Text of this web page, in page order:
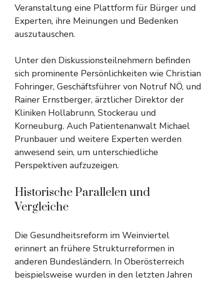
Veranstaltung eine Plattform für Bürger und
Experten, ihre Meinungen und Bedenken
auszutauschen.
Unter den Diskussionsteilnehmern befinden
sich prominente Persönlichkeiten wie Christian
Fohringer, Geschäftsführer von Notruf NÖ, und
Rainer Ernstberger, ärztlicher Direktor der
Kliniken Hollabrunn, Stockerau und
Korneuburg. Auch Patientenanwalt Michael
Prunbauer und weitere Experten werden
anwesend sein, um unterschiedliche
Perspektiven aufzuzeigen.
Historische Parallelen und
Vergleiche
Die Gesundheitsreform im Weinviertel
erinnert an frühere Strukturreformen in
anderen Bundesländern. In Oberösterreich
beispielsweise wurden in den letzten Jahren